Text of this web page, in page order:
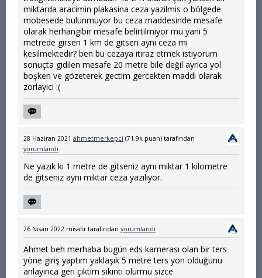
miktarda aracimin plakasina ceza yazilmis o bölgede
mobesede bulunmuyor bu ceza maddesinde mesafe
olarak herhangibir mesafe belirtilmiyor mu yani 5
metrede girsen 1 km de gitsen ayni ceza mi
kesilmektedir? ben bu cezaya itiraz etmek istiyorum
sonuçta gidilen mesafe 20 metre bile değil ayrica yol
boşken ve gözeterek gectim gercekten maddi olarak
zorlayici :(
28 Haziran 2021 ahmetmerkepci (71.9k puan) tarafından
yorumlandı
Ne yazık ki 1 metre de gitseniz aynı miktar 1 kilometre
de gitseniz aynı miktar ceza yazılıyor.
26 Nisan 2022 misafir tarafından yorumlandı
Ahmet beh merhaba bugün eds kamerası olan bir ters
yöne giriş yaptım yaklaşık 5 metre ters yön olduğunu
anlayınca geri çıktım sıkıntı olurmu sizce